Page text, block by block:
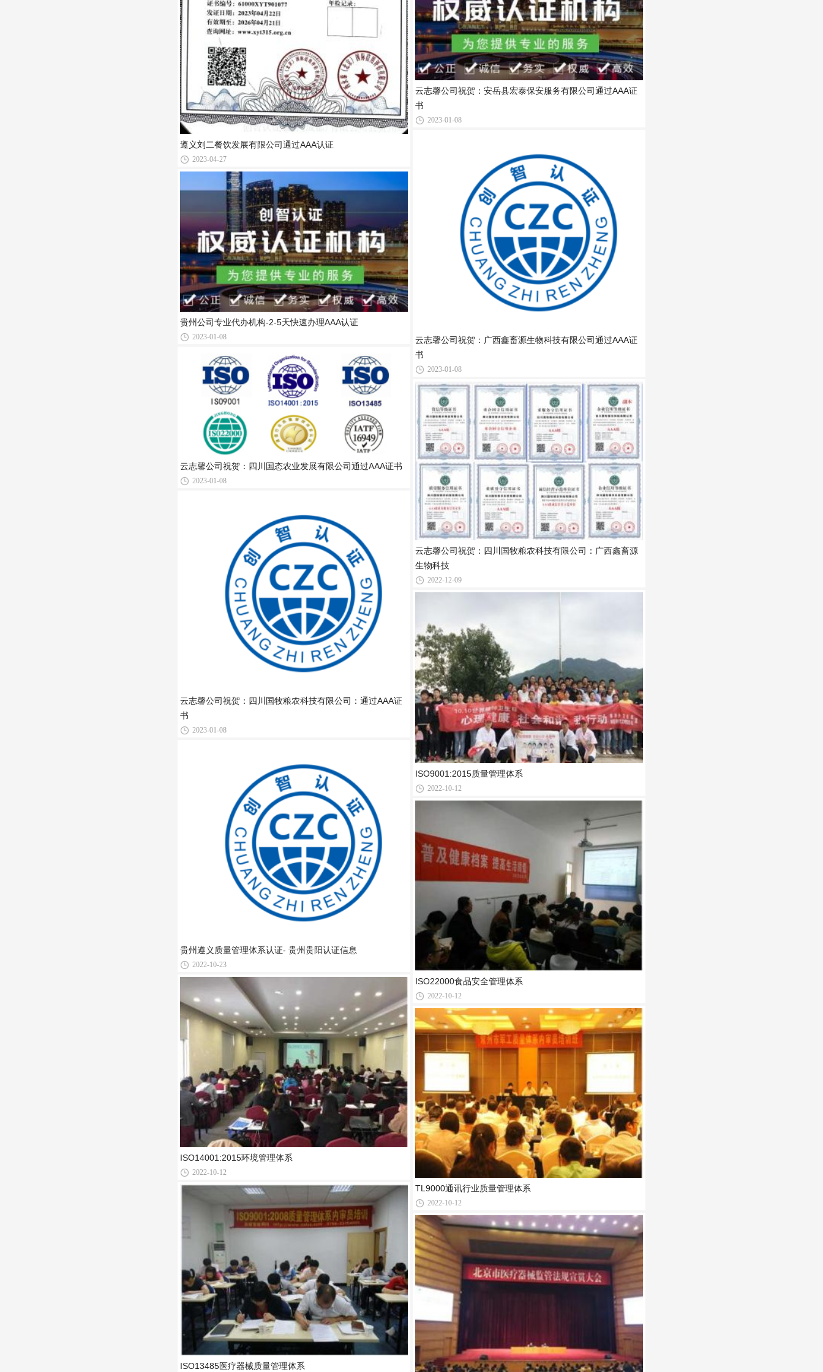
遵义刘二餐饮发展有限公司通过AAA认证
2023-04-27
贵州公司专业代办机构-2-5天快速办理AAA认证
2023-01-08
云志馨公司祝贺：四川国态农业发展有限公司通过AAA证书
2023-01-08
云志馨公司祝贺：四川国牧粮农科技有限公司：通过AAA证
书
2023-01-08
贵州遵义质量管理体系认证- 贵州贵阳认证信息
2022-10-23
ISO14001:2015环境管理体系
2022-10-12
ISO13485医疗器械质量管理体系
云志馨公司祝贺：安岳县宏泰保安服务有限公司通过AAA证
书
2023-01-08
云志馨公司祝贺：广西鑫畜源生物科技有限公司通过AAA证
书
2023-01-08
云志馨公司祝贺：四川国牧粮农科技有限公司：广西鑫畜源
生物科技
2022-12-09
ISO9001:2015质量管理体系
2022-10-12
ISO22000食品安全管理体系
2022-10-12
TL9000通讯行业质量管理体系
2022-10-12